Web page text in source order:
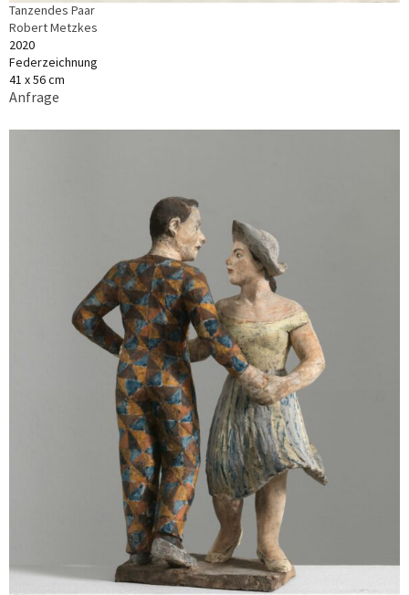
Tanzendes Paar
Robert Metzkes
2020
Federzeichnung
41 x 56 cm
Anfrage